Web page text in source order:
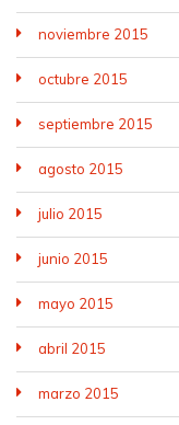
noviembre 2015
octubre 2015
septiembre 2015
agosto 2015
julio 2015
junio 2015
mayo 2015
abril 2015
marzo 2015